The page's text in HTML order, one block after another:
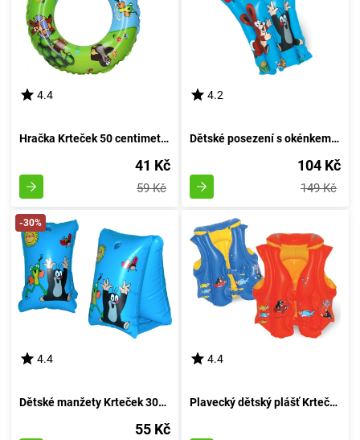
4.4
Hračka Krteček 50 centimetrů
41 Kč
59 Kč
4.2
Dětské posezení s okénkem - Krtek 52x75cm
104 Kč
149 Kč
-30%
4.4
Dětské manžety Krteček 30x15cm
55 Kč
4.4
Plavecký dětský plášť Krteček 45x50 cm